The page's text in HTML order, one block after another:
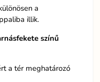
a
illik.
színű
a tér meghatározó